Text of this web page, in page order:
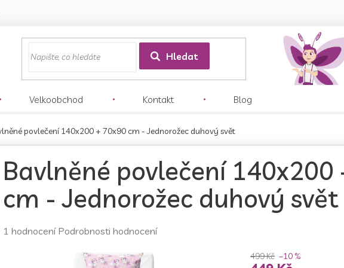
Hledat
Velkoobchod Kontakt Blog
povlečení 140x200 + 70x90 cm - Jednorožec duhový svět
Bavlněné povlečení 140x200
cm - Jednorožec duhový svět
Průměrné
1 hodnocení Podrobnosti hodnocení
499 Kč –10 %